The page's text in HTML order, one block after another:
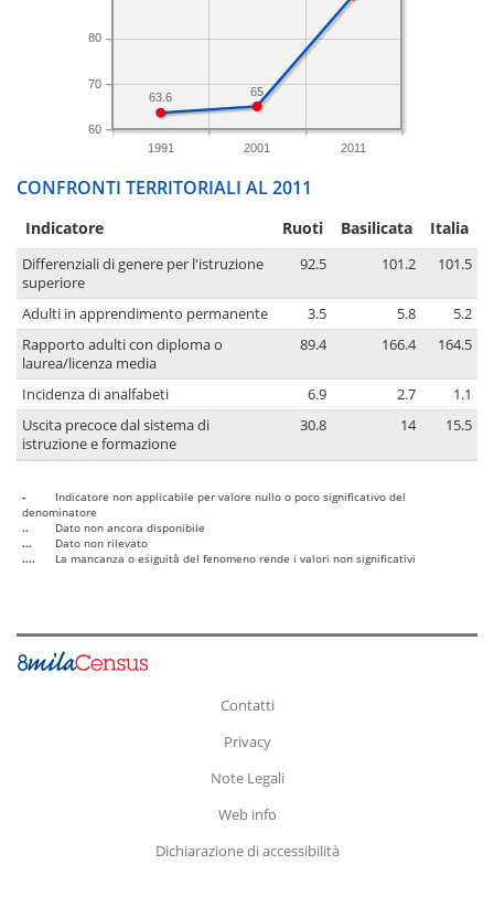
1991 2001 2011
60
70
80
65
63.6
CONFRONTI TERRITORIALI AL 2011
Indicatore Ruoti Basilicata Italia
Differenziali di genere per l'istruzione
superiore
92.5 101.2 101.5
Adulti in apprendimento permanente 3.5 5.8
5.2
Rapporto adulti con diploma o
laurea/licenza media
89.4 166.4 164.5
Incidenza di analfabeti 6.9 2.7
1.1
Uscita precoce dal sistema di
istruzione e formazione
30.8 14 15.5
-
Indicatore non applicabile per valore nullo o poco significativo del
denominatore
..
Dato non ancora disponibile
...
Dato non rilevato
....
La mancanza o esiguità del fenomeno rende i valori non significativi
Contatti
Privacy
Note Legali
Web info
Dichiarazione di accessibilità